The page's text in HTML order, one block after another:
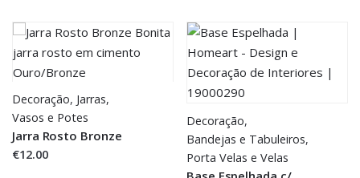
Decoração, Jarras,
Vasos e Potes
Jarra Rosto Bronze
€12.00
Decoração,
Bandejas e Tabuleiros,
Porta Velas e Velas